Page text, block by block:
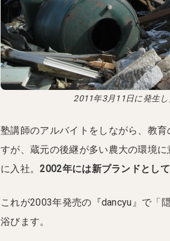
2011年3月11日に発生
塾講師のアルバイトをしながら、教
すが、蔵元の後継が多い農大の環境
に入社。2002年には新ブランドとし
これが2003年発売の『dancyu』で「
浴びます。